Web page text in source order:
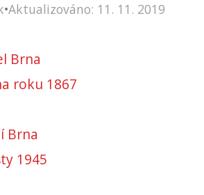
•Aktualizováno: 11. 11. 2019
Brna
roku 1867
Brna
1945